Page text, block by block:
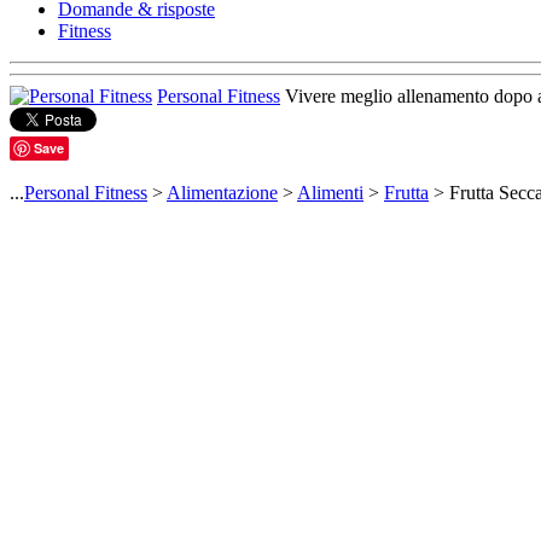
Domande & risposte
Fitness
Personal Fitness Vivere meglio allenamento dopo
Save
...Personal Fitness > Alimentazione > Alimenti > Frutta > Frutta Secca